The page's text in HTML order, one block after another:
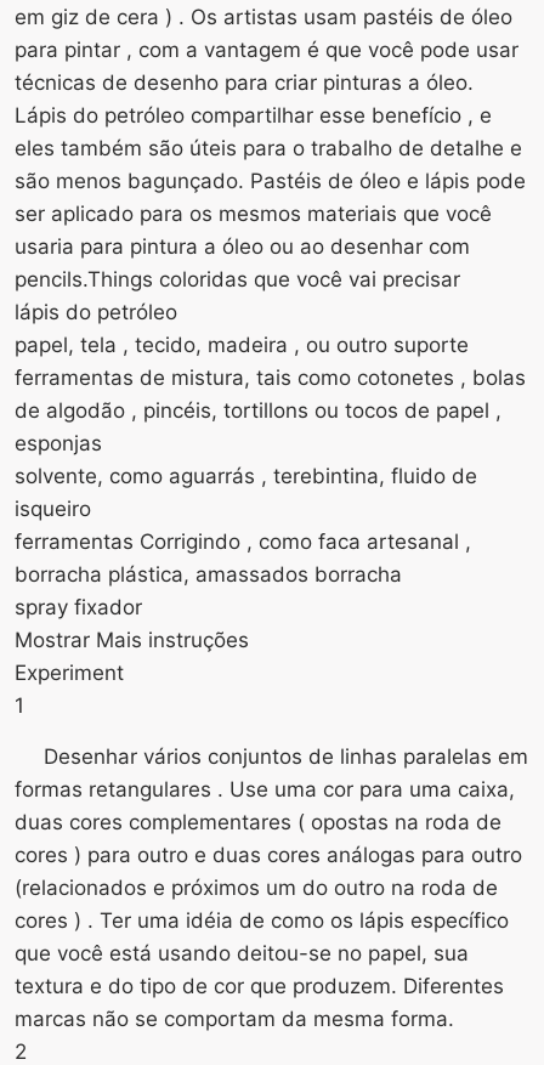
em giz de cera ) . Os artistas usam pastéis de óleo
para pintar , com a vantagem é que você pode usar
técnicas de desenho para criar pinturas a óleo.
Lápis do petróleo compartilhar esse benefício , e
eles também são úteis para o trabalho de detalhe e
são menos bagunçado. Pastéis de óleo e lápis pode
ser aplicado para os mesmos materiais que você
usaria para pintura a óleo ou ao desenhar com
pencils.Things coloridas que você vai precisar
lápis do petróleo
papel, tela , tecido, madeira , ou outro suporte
ferramentas de mistura, tais como cotonetes , bolas
de algodão , pincéis, tortillons ou tocos de papel ,
esponjas
solvente, como aguarrás , terebintina, fluido de
isqueiro
ferramentas Corrigindo , como faca artesanal ,
borracha plástica, amassados ​​borracha
spray fixador
Mostrar Mais instruções
Experiment
1
Desenhar vários conjuntos de linhas paralelas em
formas retangulares . Use uma cor para uma caixa,
duas cores complementares ( opostas na roda de
cores ) para outro e duas cores análogas para outro
(relacionados e próximos um do outro na roda de
cores ) . Ter uma idéia de como os lápis específico
que você está usando deitou-se no papel, sua
textura e do tipo de cor que produzem. Diferentes
marcas não se comportam da mesma forma.
2